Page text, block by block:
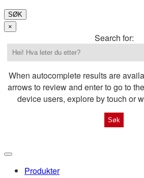
SØK
×
Search for:
When autocomplete results are
arrows to review and enter to go to
device users, explore by touch or
Produkter